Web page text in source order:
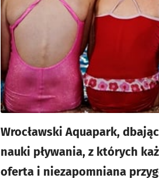
Wrocławski Aquapark,
nauki pływania, z których
oferta i niezapomniana